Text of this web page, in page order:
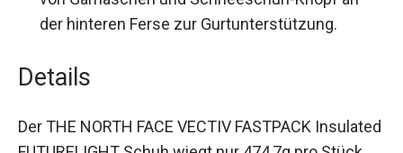
von Gamaschen und Schneeschuh-Knopf an
der hinteren Ferse zur Gurtunterstützung.
Details
Der THE NORTH FACE VECTIV FASTPACK